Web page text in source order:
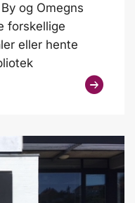
og Omegns
forskellige
eller hente